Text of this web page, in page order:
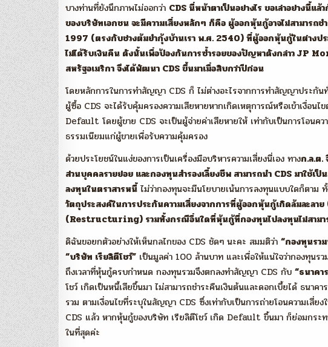
บางท่านที่ยังนึกภาพไม่ออกว่า CDS นี่หน้าตาเป็นอย่างไร ขอเล่าอย่างนี้แ
ของบริษัทเอกชน จะมีความเสี่ยงหลักๆ ก็คือ ผู้ออกหุ้นกู้อาจไม่สามาร
1997 (ตรงกับช่วงต้มยำกุ้งบ้านเรา พ.ศ. 2540) ที่ผู้ออกหุ้นกู้ในต่าง
ไม่ได้รับเงินคืน ดังนั้นเพื่อป้องกันการซ้ำรอยของปัญหาดังกล่าว JP
สหรัฐอเมริกา จึงได้พัฒนา CDS ขึ้นมาเมื่อสิบกว่าปีก่อน
โดยหลักการในการทำสัญญา CDS ก็ ไม่ต่างอะไรจากการทำสัญญาประกั
ผู้ซื้อ CDS จะได้รับคุ้มครองความเสียหายหากเกิดเหตุการณ์หรือเข้าเงื่อน
Default โดยผู้ขาย CDS จะเป็นผู้จ่ายค่าเสียหายให้ เท่ากับเป็นการโอนค
ธรรมเนียมแก่ผู้ขายเพื่อรับความคุ้มครอง
ด้วยประโยชน์ในแง่ของการเป็นเครื่องมือบริหารความเสี่ยงนี่เอง ทางก.ล.ต.
ส่วนบุคคลรายย่อย และกองทุนสำรองเลี้ยงชีพ สามารถนำ CDS มาใช้เ
ลงทุนในตราสารหนี้ไม่ว่ากองทุนจะมีนโยบายเน้นการลงทุนแบบใดก็ตาม
วัตถุประสงค์ในการประกันความเสี่ยงจากการที่ผู้ออกหุ้นกู้เกิดล้มละล
(Restructuring) รวมทั้งกรณีอื่นใดที่หุ้นกู้ที่กองทุนไปลงทุนไม่สามา
ดิฉันขอยกตัวอย่างให้เห็นกลไกของ CDS ชัดๆ นะคะ สมมติว่า “กองทุนรว
“บริษัท เรียลิตีโชว์” เป็นมูลค่า 100 ล้านบาท และเพื่อให้แน่ใจว่ากองทุน
ถึงเวลาที่หุ้นกู้ครบกำหนด กองทุนรวมจึงตกลงทำสัญญา CDS กับ “ธนาคา
โชว์ เกิดเป็นหนี้เสียขึ้นมา ไม่สามารถชำระคืนเงินต้นและดอกเบี้ยได้ ธนา
รวม ตามเงื่อนไขที่ระบุในสัญญา CDS ซึ่งเท่ากับเป็นการถ่ายโอนความเสี่ย
CDS แล้ว หากหุ้นกู้ของบริษัท เรียลิตีโชว์ เกิด Default ขึ้นมา ก็ย่อมกระ
ในที่สุดค่ะ